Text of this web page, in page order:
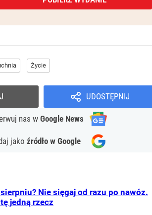
Życie
UDOSTĘPNIJ
nas w Google News
jako źródło w Google
Nie sięgaj od razu po nawóz.
jedną rzecz